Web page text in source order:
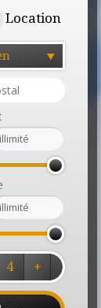
Location
4 +